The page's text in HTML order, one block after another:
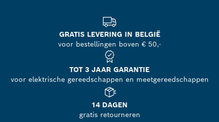
GRATIS LEVERING IN BELGIË
voor bestellingen boven € 50,-
TOT 3 JAAR GARANTIE
voor elektrische gereedschappen en meetgereedschappen
14 DAGEN
gratis retourneren